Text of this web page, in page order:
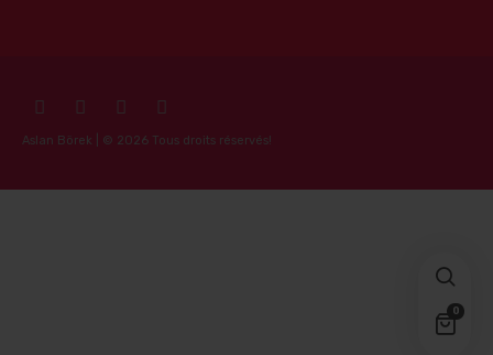
0
Aslan Börek | © 2026 Tous droits réservés!